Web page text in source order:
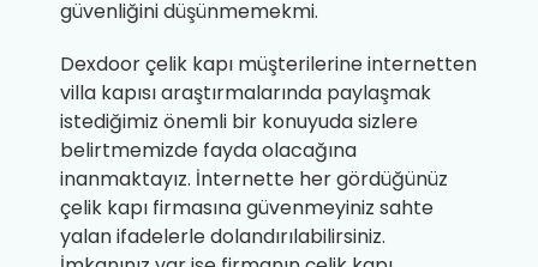
güvenliğini düşünmemekmi.
Dexdoor çelik kapı müşterilerine internetten
villa kapısı araştırmalarında paylaşmak
istediğimiz önemli bir konuyuda sizlere
belirtmemizde fayda olacağına
inanmaktayız. İnternette her gördüğünüz
çelik kapı firmasına güvenmeyiniz sahte
yalan ifadelerle dolandırılabilirsiniz.